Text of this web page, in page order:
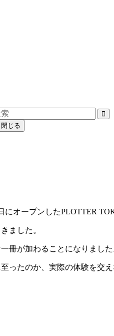
オープンしたPLOTTER
ました。
冊が加わることになりました
ったのか、実際の体験を交え
閉じる